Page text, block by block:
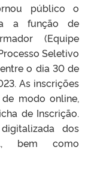
público o
a função de
(Equipe
Seletivo
o dia 30 de
As inscrições
modo online,
de Inscrição.
dos
bem como